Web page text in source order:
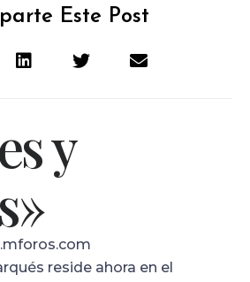
Este Post
y
reside ahora en el